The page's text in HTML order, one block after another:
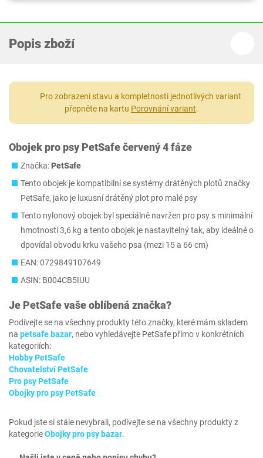
Popis zboží
Pro zobrazení stavu a kompletnosti jednotlivých variant
přepněte na kartu Porovnání variant.
Obojek pro psy PetSafe červený 4 fáze
Značka:PetSafe
Tento obojek je kompatibilní se systémy drátěných plotů značky
PetSafe, jako je luxusní drátěný plot pro malé psy
Tento nylonový obojek byl speciálně navržen pro psy s minimální
hmotností 3,6 kg a tento obojek je nastavitelný tak, aby ideálně o
dpovídal obvodu krku vašeho psa (mezi 15 a 66 cm)
EAN: 0729849107649
ASIN: B004CB5IUU
Je PetSafevaše oblíbená značka?
Podívejte se na všechny produkty této značky, které mám skladem
na petsafe bazar, nebo vyhledávejte PetSafe přímo v konkrétních
kategoriích:
Hobby PetSafe
Chovatelství PetSafe
Pro psy PetSafe
Obojky pro psy PetSafe
Pokud jste si stále nevybrali, podívejte se na všechny produkty z
kategorieObojky pro psy bazar.